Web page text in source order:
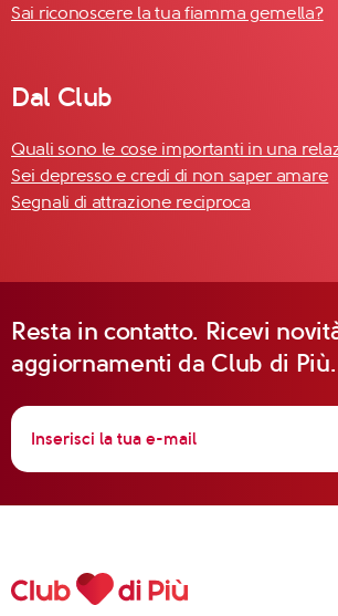
Sai riconoscere la tua fiamma gemella?
Dal Club
Quali sono le cose importanti in una
Sei depresso e credi di non saper amare
Segnali di attrazione reciproca
Resta in contatto. Ricevi
aggiornamenti da Club di Più.